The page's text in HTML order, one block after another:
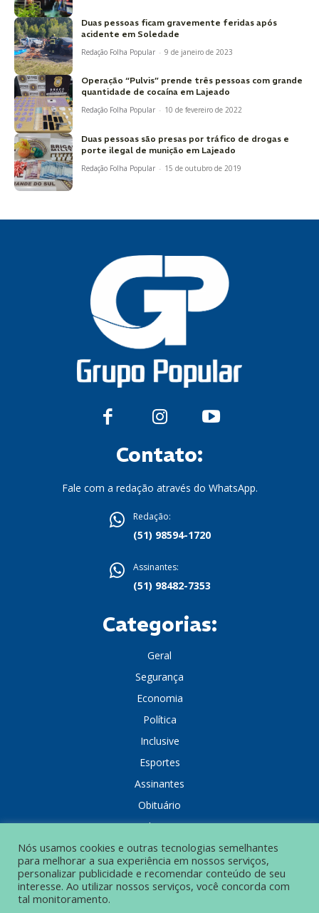
Duas pessoas ficam gravemente feridas após
acidente em Soledade
Redação Folha Popular - 9 de janeiro de 2023
Operação “Pulvis” prende três pessoas com grande
quantidade de cocaína em Lajeado
Redação Folha Popular - 10 de fevereiro de 2022
Duas pessoas são presas por tráfico de drogas e
porte ilegal de munição em Lajeado
Redação Folha Popular - 15 de outubro de 2019
Contato:
Fale com a redação através do WhatsApp.
Redação:
(51) 98594-1720
Assinantes:
(51) 98482-7353
Categorias:
Geral
Segurança
Economia
Política
Inclusive
Esportes
Assinantes
Obituário
Colunistas
POLÍTICA DE PRIVACIDADE
Nós usamos cookies e outras tecnologias semelhantes
para melhorar a sua experiência em nossos serviços,
personalizar publicidade e recomendar conteúdo de seu
interesse. Ao utilizar nossos serviços, você concorda com
tal monitoramento.